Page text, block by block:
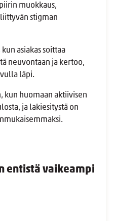
muokkaus,
stigman
asiakas soittaa
neuvontaan ja kertoo,
läpi.
kun huomaan aktiivisen
ja lakiesitystä on
entistä vaikeampi